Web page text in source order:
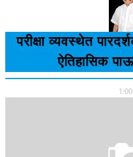
परीक्षा व्यवस्थेत
ऐतिहासिक